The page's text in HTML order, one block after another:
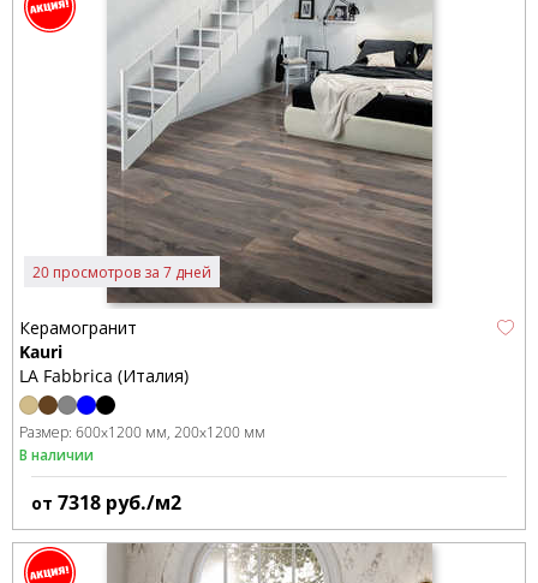
20 просмотров за 7 дней
Керамогранит
Kauri
LA Fabbrica (Италия)
Размер: 600x1200 мм 200x1200 мм
В наличии
от 7318 руб./м2